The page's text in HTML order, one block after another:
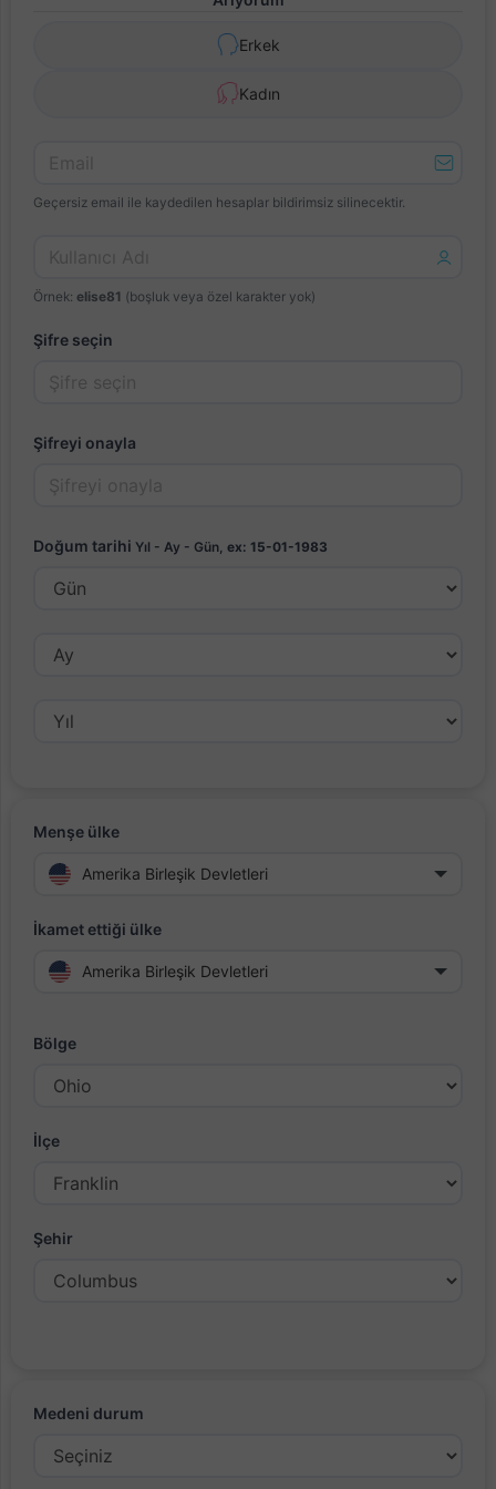
Erkek
Kadın
Geçersiz email ile kaydedilen hesaplar bildirimsiz silinecektir.
Örnek: elise81 (boşluk veya özel karakter yok)
Şifre seçin
Şifreyi onayla
Doğum tarihi Yıl - Ay - Gün, ex: 15-01-1983
Menşe ülke
Amerika Birleşik Devletleri
İkamet ettiği ülke
Amerika Birleşik Devletleri
Bölge
İlçe
Şehir
Medeni durum